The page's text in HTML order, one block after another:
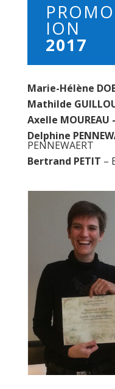
ION
2017
Marie-Hélène
Mathilde
Axelle MOUREAU
Delphine
PENNEWAERT
Bertrand PETIT –